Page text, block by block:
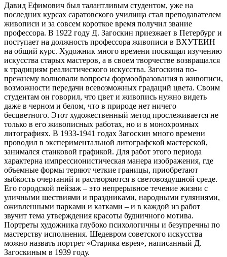
Давид Ефимович был талантливым студентом, уже на
последних курсах саратовского училища стал преподавателем
живописи и за совсем короткое время получил звание
профессора. В 1922 году Д. Загоскин приезжает в Петербург и
поступает на должность профессора живописи в ВХУТЕИН
на общий курс. Художник много времени посвящал изучению
искусства старых мастеров, а в своем творчестве возвращался
к традициям реалистического искусства. Загоскина по-
прежнему волновали вопросы формообразования в живописи,
возможности передачи всевозможных градаций цвета. Своим
студентам он говорил, что цвет и живопись нужно видеть
даже в черном и белом, что в природе нет ничего
бесцветного. Этот художественный метод прослеживается не
только в его живописных работах, но и в монохромных
литографиях. В 1933-1941 годах Загоскин много времени
проводил в экспериментальной литографской мастерской,
занимался станковой графикой. Для работ этого периода
характерна импрессионистическая манера изображения, где
объемные формы теряют четкие границы, приобретают
зыбкость очертаний и растворяются в световоздушной среде.
Его городской пейзаж – это непрерывное течение жизни с
уличными шествиями и праздниками, народными гуляниями,
оживленными парками и катками – и в каждой из работ
звучит тема утверждения красоты будничного мотива.
Портреты художника глубоко психологичны и безупречны по
мастерству исполнения. Шедевром советского искусства
можно назвать портрет «Старика еврея», написанный Д.
Загоскиным в 1939 году.